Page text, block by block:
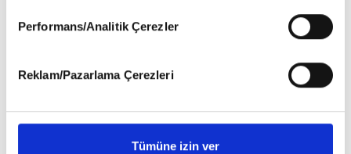
okumak ve sitemizi ziyaretiniz kapsamında
gerçekleştirilen veri işleme faaliyetleri ile ilgili daha
Performans/Analitik Çerezler
Reklam/Pazarlama Çerezleri
Tümüne izin ver